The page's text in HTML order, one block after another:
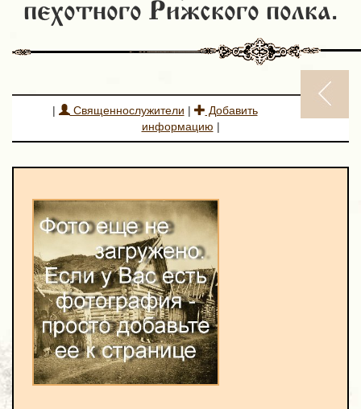
пехотного Рижского полка.
| Священнослужители |
Добавить
информацию |